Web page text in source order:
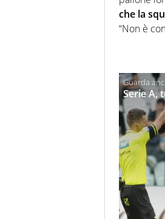
che la
“Non è
Serie A,